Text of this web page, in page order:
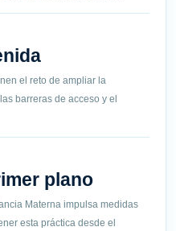
el reto de ampliar la
barreras de acceso y el
plano
Materna impulsa medidas
esta práctica desde el